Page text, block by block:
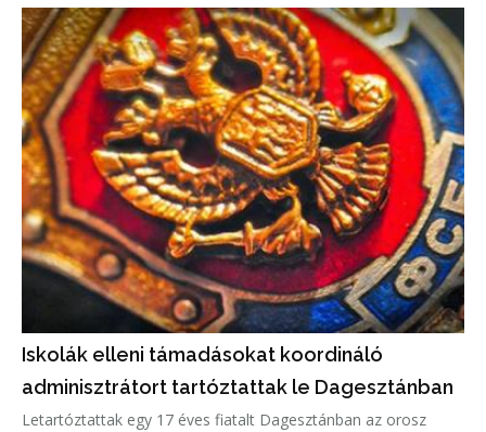
Iskolák elleni támadásokat koordináló
adminisztrátort tartóztattak le Dagesztánban
Letartóztattak egy 17 éves fiatalt Dagesztánban az orosz